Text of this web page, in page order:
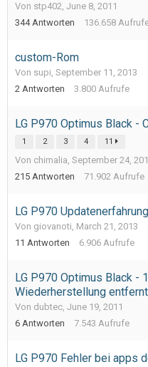
Von stp402, June 8, 2011
344 Antworten 136.658
custom-Rom
Von supi, September 11, 2013
2 Antworten 3.800 Aufrufe
LG P970 Optimus Black -
1 2 3 4 11
Von chimalia, September 24,
215 Antworten 71.902 Aufrufe
LG P970
Von giovanoti, March 21, 2013
11 Antworten 6.906 Aufrufe
LG P970 Optimus Black -
Wiederherstellung entfernt
Von dubtec, June 19, 2011
6 Antworten 7.543 Aufrufe
LG P970 Fehler bei apps